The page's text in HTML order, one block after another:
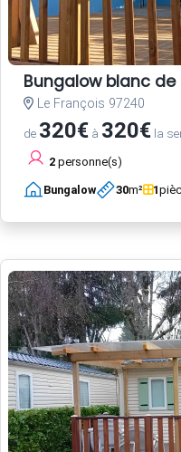
Bungalow blanc de
Le François 97240
de 320€ à 320€ la
2 personne(s)
Bungalow 30m² 1